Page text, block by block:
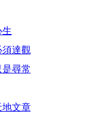
生
須達觀
尋常
地文章